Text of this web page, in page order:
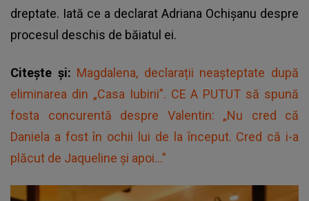
dreptate. Iată ce a declarat Adriana Ochișanu despre
procesul deschis de băiatul ei.
Citește și: Magdalena, declarații neașteptate după
eliminarea din „Casa Iubirii”. CE A PUTUT să spună
fosta concurentă despre Valentin: „Nu cred că
Daniela a fost în ochii lui de la început. Cred că i-a
plăcut de Jaqueline și apoi...”